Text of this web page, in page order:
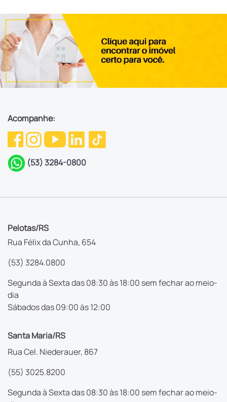
Acompanhe:
(53) 3284-0800
Pelotas/RS
Rua Félix da Cunha, 654
(53) 3284.0800
Segunda à Sexta das 08:30 às 18:00 sem fechar ao meio-
dia
Sábados das 09:00 às 12:00
Santa Maria/RS
Rua Cel. Niederauer, 867
(55) 3025.8200
Segunda à Sexta das 08:30 às 18:00 sem fechar ao meio-